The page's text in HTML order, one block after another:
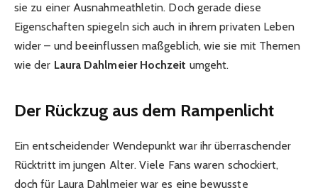
sie zu einer Ausnahmeathletin. Doch gerade diese
Eigenschaften spiegeln sich auch in ihrem privaten Leben
wider – und beeinflussen maßgeblich, wie sie mit Themen
wie der Laura Dahlmeier Hochzeit umgeht.
Der Rückzug aus dem Rampenlicht
Ein entscheidender Wendepunkt war ihr überraschender
Rücktritt im jungen Alter. Viele Fans waren schockiert,
doch für Laura Dahlmeier war es eine bewusste